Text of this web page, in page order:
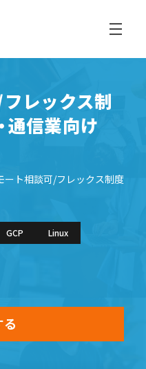
レックス制
通信業向け
ート相談可/フレックス制度導
GCP Linux
る